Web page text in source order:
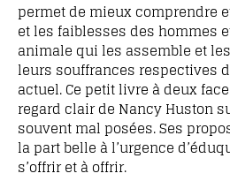
permet de mieux comprendre
et les faiblesses des hommes
animale qui les assemble et
leurs souffrances respectives
actuel. Ce petit livre à deux
regard clair de Nancy Huston
souvent mal posées. Ses
la part belle à l’urgence
s’offrir et à offrir.